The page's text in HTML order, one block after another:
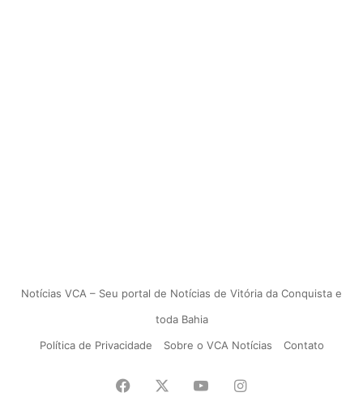
Notícias VCA – Seu portal de Notícias de Vitória da Conquista e
toda Bahia
Política de Privacidade
Sobre o VCA Notícias Contato
Facebook YouTubeInstagram